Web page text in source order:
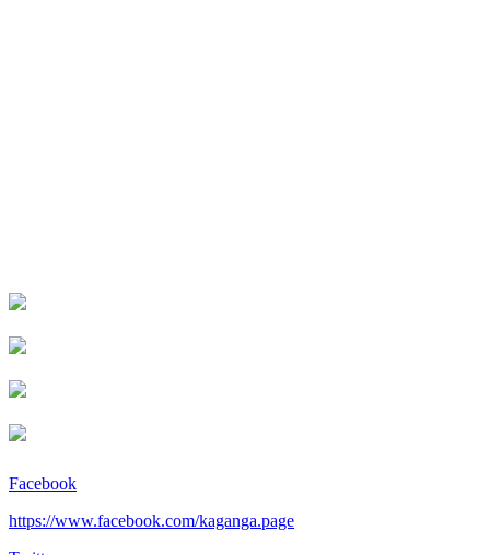
Facebook
https://www.facebook.com/kaganga.page